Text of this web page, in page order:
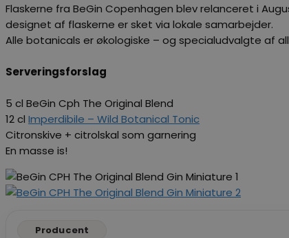
Flaskerne fra BeGin Copenhagen blev relanceret i
designet af flaskerne er sket via lokale samarbejder.
Alle botanicals er økologiske – og specialudvalgte af
Serveringsforslag
5 cl BeGin Cph The Original Blend
12 cl Imperdibile – Wild Botanical Tonic
Citronskive + citrolskal som garnering
En masse is!
Producent